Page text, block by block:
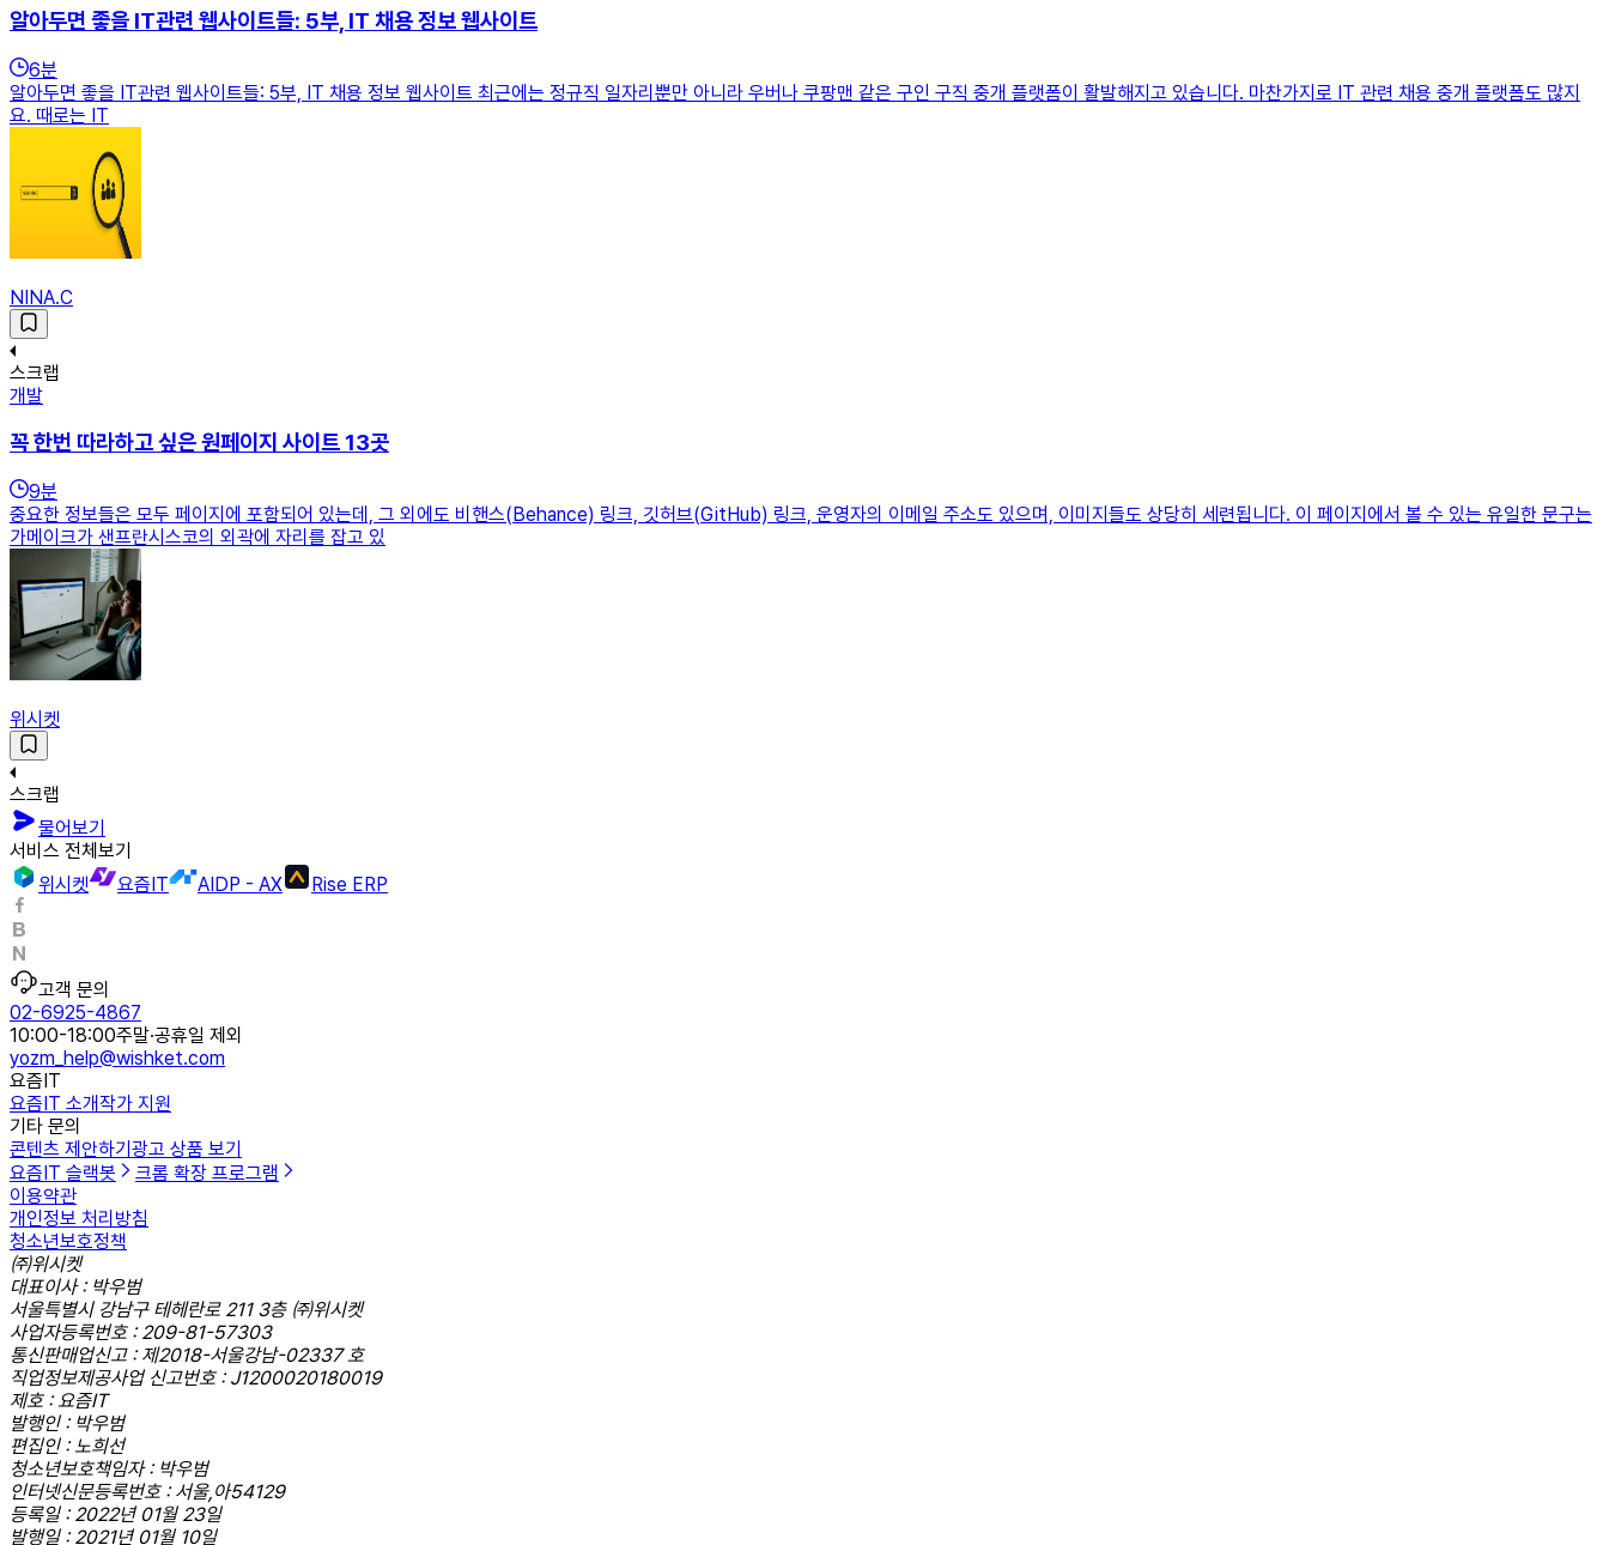
알아두면 좋을 IT관련 웹사이트들: 5부, IT 채용 정보 웹사이트
6분
알아두면 좋을 IT관련 웹사이트들: 5부, IT 채용 정보 웹사이트 최근에는 정규직 일자리뿐만 아니라 우버나 쿠팡맨 같은 구인 구직 중개 플랫폼이 활발해지고 있습니다. 마찬가지로 IT 관련 채용 중개 플랫폼도 많지
요. 때로는 IT
NINA.C
스크랩
개발
꼭 한번 따라하고 싶은 원페이지 사이트 13곳
9분
중요한 정보들은 모두 페이지에 포함되어 있는데, 그 외에도 비핸스(Behance) 링크, 깃허브(GitHub) 링크, 운영자의 이메일 주소도 있으며, 이미지들도 상당히 세련됩니다. 이 페이지에서 볼 수 있는 유일한 문구는
가메이크가 샌프란시스코의 외곽에 자리를 잡고 있
위시켓
스크랩
물어보기
서비스 전체보기
위시켓
요즘IT AIDP - AX Rise ERP
고객 문의
02-6925-4867
10:00-18:00주말·공휴일 제외
yozm_help@wishket.com
요즘IT
요즘IT 소개작가 지원
기타 문의
콘텐츠 제안하기 광고 상품 보기
요즘IT 슬랙봇
크롬 확장 프로그램
이용약관
개인정보 처리방침
청소년보호정책
㈜위시켓
대표이사 : 박우범
서울특별시 강남구 테헤란로 211 3층 ㈜위시켓
사업자등록번호 : 209-81-57303
통신판매업신고 : 제2018-서울강남-02337 호
직업정보제공사업 신고번호 : J1200020180019
제호 : 요즘IT
발행인 : 박우범
편집인 : 노희선
청소년보호책임자 : 박우범
인터넷신문등록번호 : 서울,아54129
등록일 : 2022년 01월 23일
발행일 : 2021년 01월 10일